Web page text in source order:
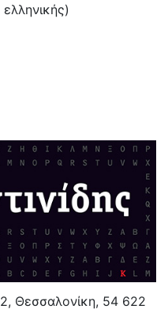
Θεσσαλονίκη, 54 622